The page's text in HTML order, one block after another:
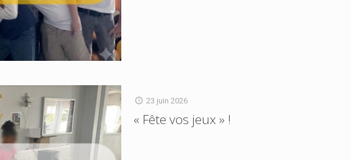
23 juin 2026
« Fête vos jeux » !